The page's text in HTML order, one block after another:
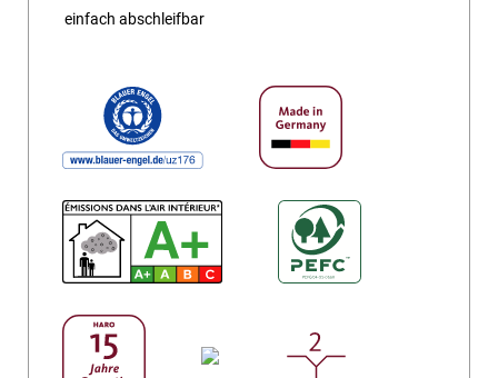
einfach abschleifbar